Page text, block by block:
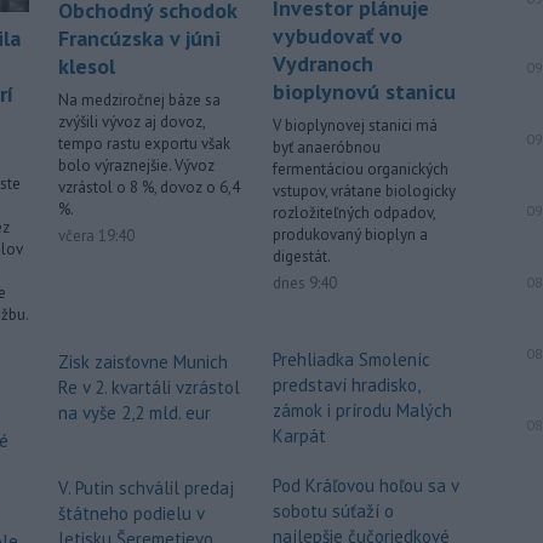
Obchodný schodok
Francúzska v júni
klesol
Na medziročnej báze sa
zvýšili vývoz aj dovoz,
tempo rastu exportu však
bolo výraznejšie. Vývoz
vzrástol o 8 %, dovoz o 6,4
%.
včera 19:40
Zisk zaisťovne Munich
Re v 2. kvartáli vzrástol
na vyše 2,2 mld. eur
V. Putin schválil predaj
štátneho podielu v
Investor plánuje
vybudovať vo
Vydranoch
bioplynovú stanicu
V bioplynovej stanici má
byť anaeróbnou
fermentáciou organických
vstupov, vrátane biologicky
rozložiteľných odpadov,
produkovaný bioplyn a
digestát.
dnes 9:40
Prehliadka Smoleníc
predstaví hradisko,
zámok i prírodu Malých
Karpát
Pod Kráľovou hoľou sa v
sobotu súťaží o
najlepšie čučoriedkové